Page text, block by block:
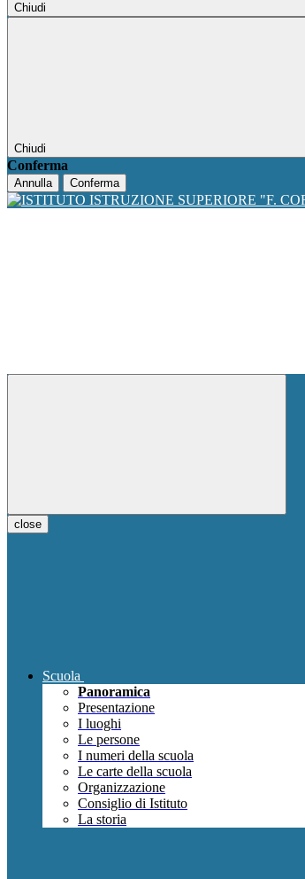
Chiudi
Chiudi
Conferma
Annulla Conferma
close
Scuola
Panoramica
Presentazione
I luoghi
Le persone
I numeri della scuola
Le carte della scuola
Organizzazione
Consiglio di Istituto
La storia